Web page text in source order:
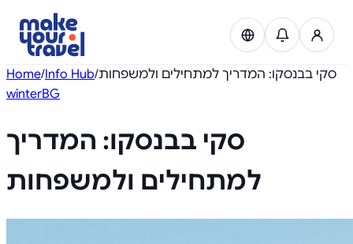
Home/Info Hub/סקי בבנסקו: המדריך למתחילים ולמשפחות
winterBG
סקי בבנסקו: המדריך
למתחילים ולמשפחות